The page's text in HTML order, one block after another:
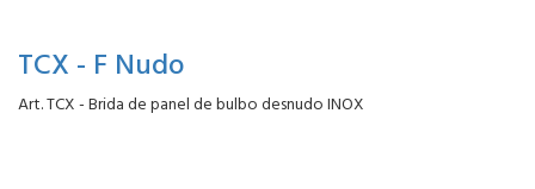
TCX - F Nudo
Art. TCX - Brida de panel de bulbo desnudo INOX